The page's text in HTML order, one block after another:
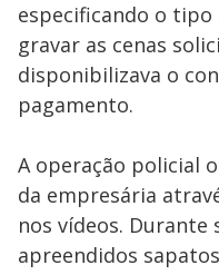
especificando o tipo
gravar as cenas
disponibilizava o
pagamento.
A operação policial
da empresária
nos vídeos. Durante
apreendidos